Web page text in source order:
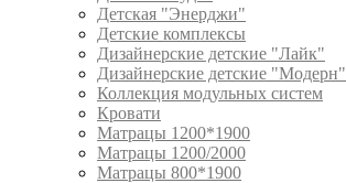
Детская "Энерджи"
Детские комплексы
Дизайнерские детские "Лайк"
Дизайнерские детские "Модерн"
Коллекция модульных систем
Кровати
Матрацы 1200*1900
Матрацы 1200/2000
Матрацы 800*1900